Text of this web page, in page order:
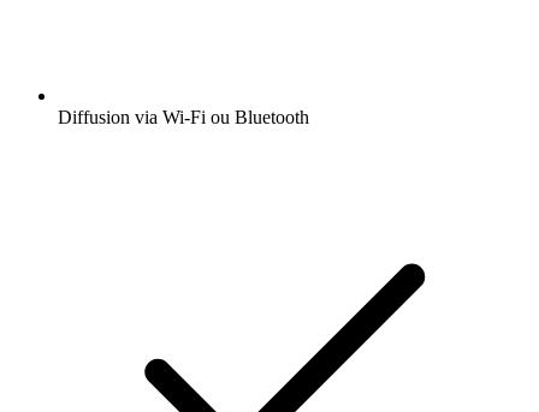
Diffusion via Wi-Fi ou Bluetooth